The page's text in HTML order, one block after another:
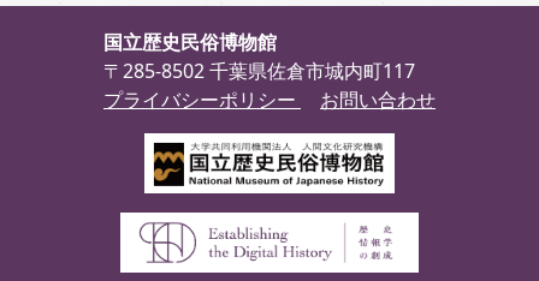
国立歴史民俗博物館
〒285-8502 千葉県佐倉市城内町117
プライバシーポリシー
お問い合わせ